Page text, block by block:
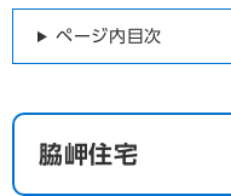
ページ内目次
脇岬住宅